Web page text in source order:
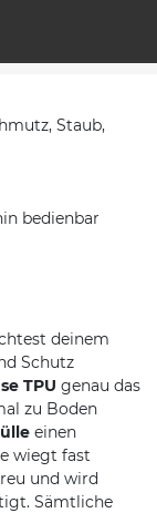
Staub,
bedienbar
deinem
Schutz
TPU genau das
zu Boden
einen
wiegt fast
und wird
Sämtliche